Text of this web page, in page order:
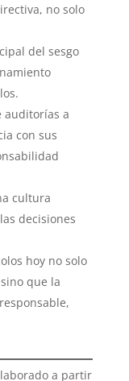
no solo
del sesgo
auditorías a
con sus
cultura
decisiones
hoy no solo
que la
a partir